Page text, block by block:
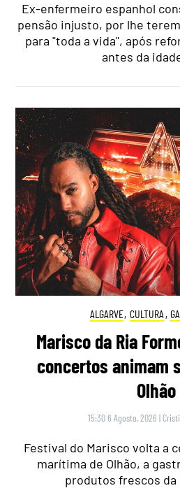
Ex-enfermeiro espanhol
pensão injusto, por lhe
para "toda a vida", após
antes da
ALGARVE, CULTURA ,
Marisco da Ria
concertos animam
Olhão
15:30 6 Agosto, 2026 |
Festival do Marisco volta a
marítima de Olhão, a
produtos frescos da